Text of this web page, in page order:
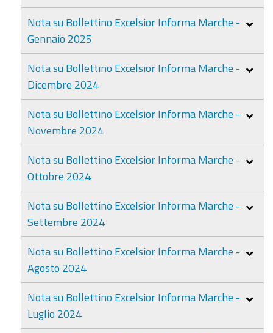
Nota su Bollettino Excelsior Informa Marche -
Gennaio 2025
Nota su Bollettino Excelsior Informa Marche -
Dicembre 2024
Nota su Bollettino Excelsior Informa Marche -
Novembre 2024
Nota su Bollettino Excelsior Informa Marche -
Ottobre 2024
Nota su Bollettino Excelsior Informa Marche -
Settembre 2024
Nota su Bollettino Excelsior Informa Marche -
Agosto 2024
Nota su Bollettino Excelsior Informa Marche -
Luglio 2024